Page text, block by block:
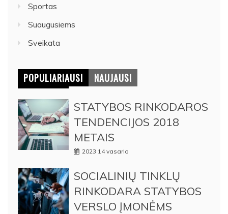
Sportas
Suaugusiems
Sveikata
POPULIARIAUSI NAUJAUSI
STATYBOS RINKODAROS
TENDENCIJOS 2018
METAIS
2023 14 vasario
SOCIALINIŲ TINKLŲ
RINKODARA STATYBOS
VERSLO ĮMONĖMS